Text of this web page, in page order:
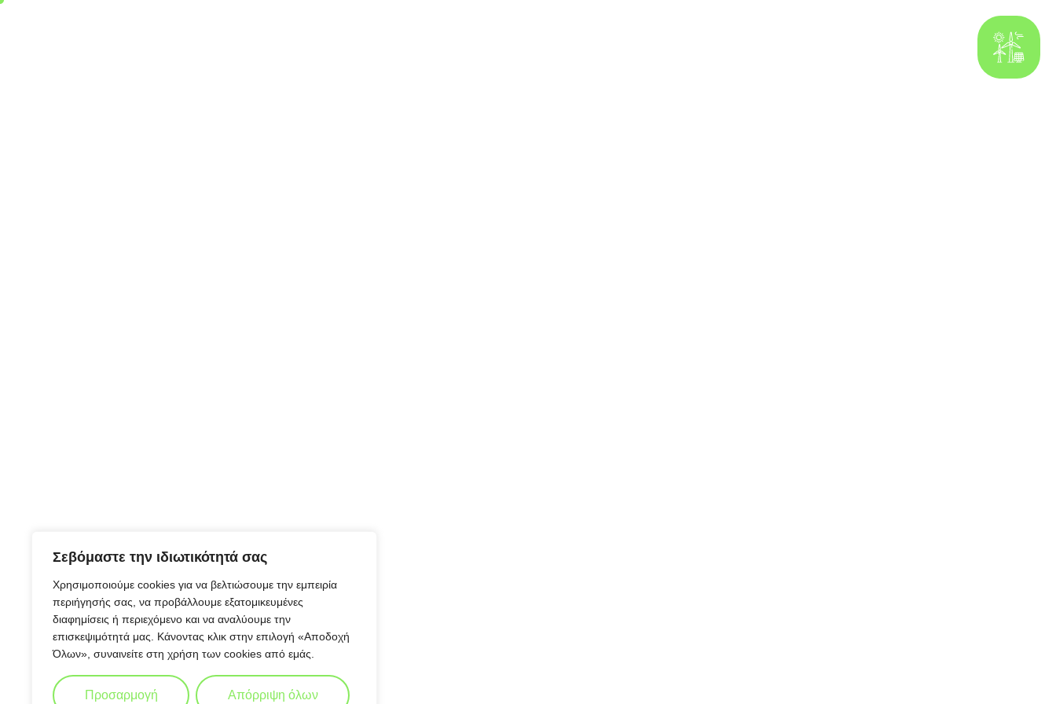
Σεβόμαστε την ιδιωτικότητά σας
Χρησιμοποιούμε cookies για να βελτιώσουμε την εμπειρία
περιήγησής σας, να προβάλλουμε εξατομικευμένες
διαφημίσεις ή περιεχόμενο και να αναλύουμε την
επισκεψιμότητά μας. Κάνοντας κλικ στην επιλογή «Αποδοχή
Όλων», συναινείτε στη χρήση των cookies από εμάς.
Προσαρμογή Απόρριψη όλων